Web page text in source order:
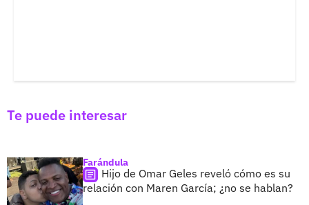
Te puede interesar
Farándula
Hijo de Omar Geles reveló cómo es su
relación con Maren García; ¿no se hablan?